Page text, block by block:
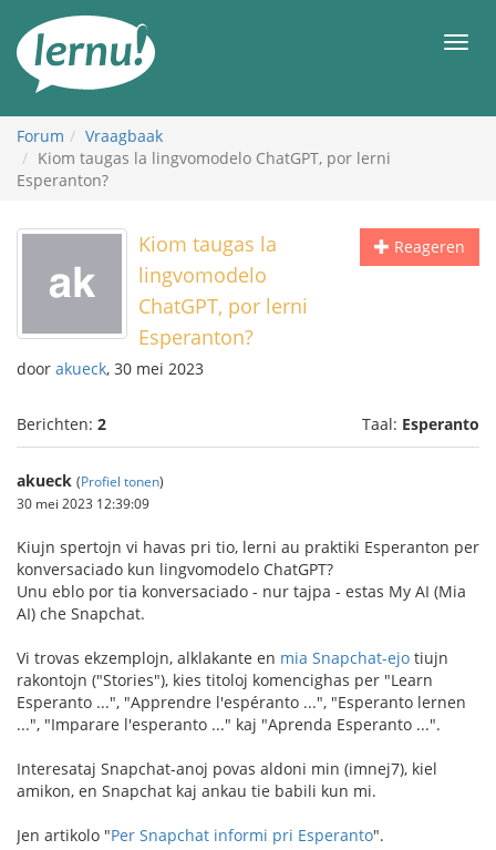
inhoud
Forum
Vraagbaak
Kiom taugas la lingvomodelo ChatGPT, por lerni
Esperanton?
Reageren
Kiom taugas la
lingvomodelo
ChatGPT, por lerni
Esperanton?
door akueck, 30 mei 2023
Berichten: 2 Taal: Esperanto
akueck (Profiel tonen)
30 mei 2023 12:39:09
Kiujn spertojn vi havas pri tio, lerni au praktiki Esperanton per
konversaciado kun lingvomodelo ChatGPT?
Unu eblo por tia konversaciado - nur tajpa - estas My AI (Mia
AI) che Snapchat.
Vi trovas ekzemplojn, alklakante en mia Snapchat-ejo tiujn
rakontojn ("Stories"), kies titoloj komencighas per "Learn
Esperanto ...", "Apprendre l'espéranto ...", "Esperanto lernen
...", "Imparare l'esperanto ..." kaj "Aprenda Esperanto ...".
Interesataj Snapchat-anoj povas aldoni min (imnej7), kiel
amikon, en Snapchat kaj ankau tie babili kun mi.
Jen artikolo "Per Snapchat informi pri Esperanto".